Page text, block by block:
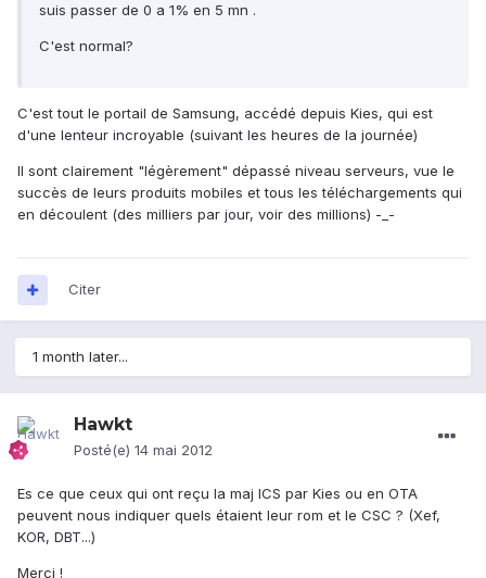
suis passer de 0 a 1% en 5 mn .
C'est normal?
C'est tout le portail de Samsung, accédé depuis Kies, qui est
d'une lenteur incroyable (suivant les heures de la journée)
Il sont clairement "légèrement" dépassé niveau serveurs, vue le
succès de leurs produits mobiles et tous les téléchargements qui
en découlent (des milliers par jour, voir des millions) -_-
Citer
1 month later...
Hawkt
Posté(e) 14 mai 2012
Es ce que ceux qui ont reçu la maj ICS par Kies ou en OTA
peuvent nous indiquer quels étaient leur rom et le CSC ? (Xef,
KOR, DBT...)
Merci !